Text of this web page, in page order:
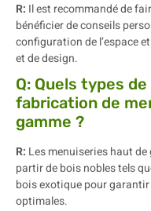
R: Il est recommandé de
bénéficier de conseils
configuration de l’espace
et de design.
Q: Quels types
fabrication de
gamme ?
R: Les menuiseries haut
partir de bois nobles tels
bois exotique pour
optimales.